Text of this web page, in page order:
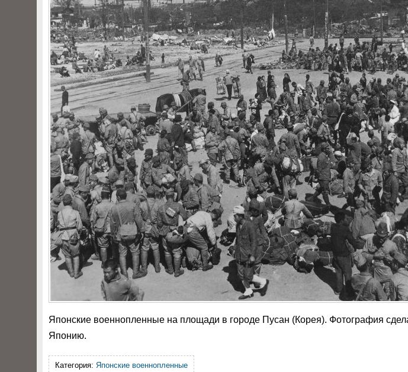
Японские военнопленные на площади в городе Пусан (Корея). Фотография
Японию.
Категория: Японские военнопленные